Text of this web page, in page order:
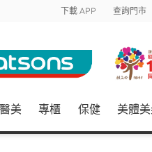
下載 APP 查詢門市
醫美 專櫃 保健 美體